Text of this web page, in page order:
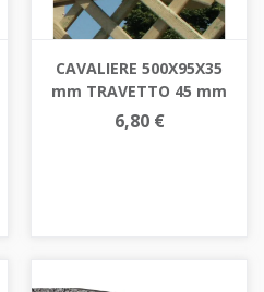
CAVALIERE 500X95X35
mm TRAVETTO 45 mm
6,80 €